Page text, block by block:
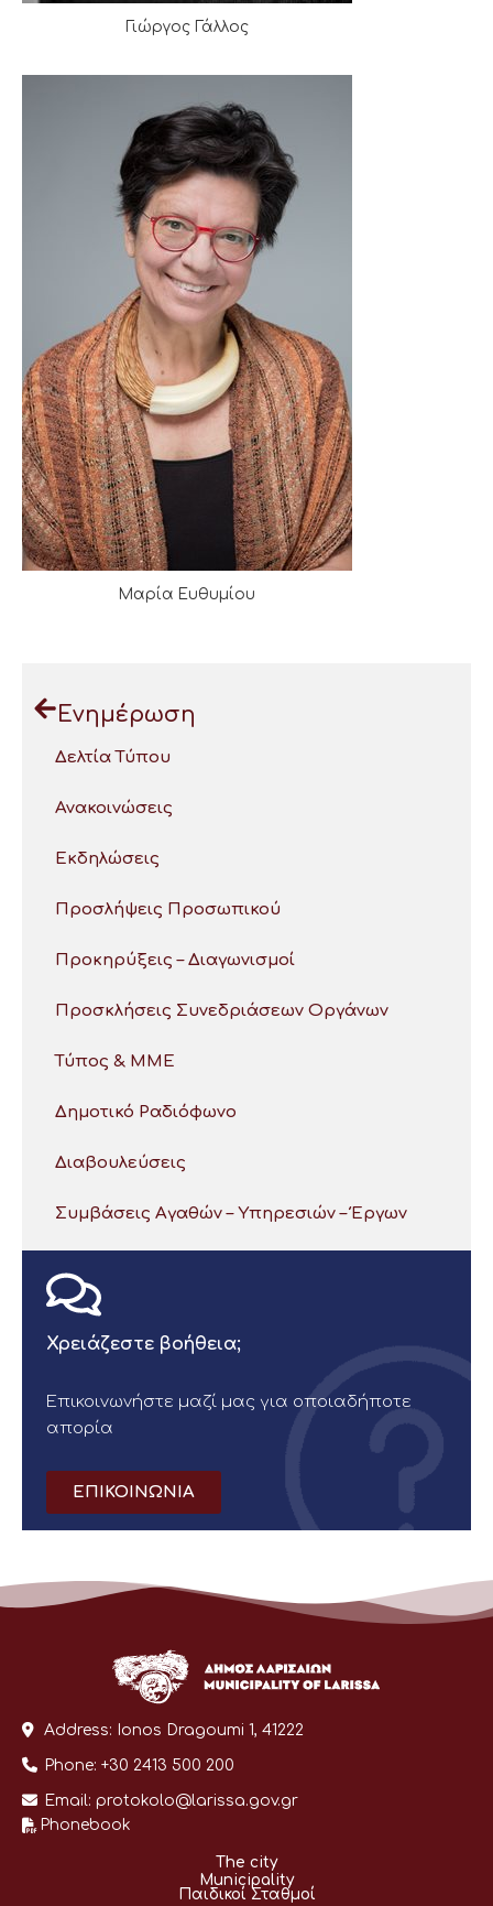
Γιώργος Γάλλος
Μαρία Ευθυμίου
Ενημέρωση
Δελτία Τύπου
Ανακοινώσεις
Εκδηλώσεις
Προσλήψεις Προσωπικού
Προκηρύξεις – Διαγωνισμοί
Προσκλήσεις Συνεδριάσεων Οργάνων
Τύπος & ΜΜΕ
Δημοτικό Ραδιόφωνο
Διαβουλεύσεις
Συμβάσεις Αγαθών – Υπηρεσιών – Έργων
Χρειάζεστε βοήθεια;
Επικοινωνήστε μαζί μας για οποιαδήποτε
απορία
ΕΠΙΚΟΙΝΩΝΙΑ
Address: Ionos Dragoumi 1, 41222
Phone: +30 2413 500 200
Email: protokolo@larissa.gov.gr
Phonebook
The city
Municipality
Παιδικοί Σταθμοί